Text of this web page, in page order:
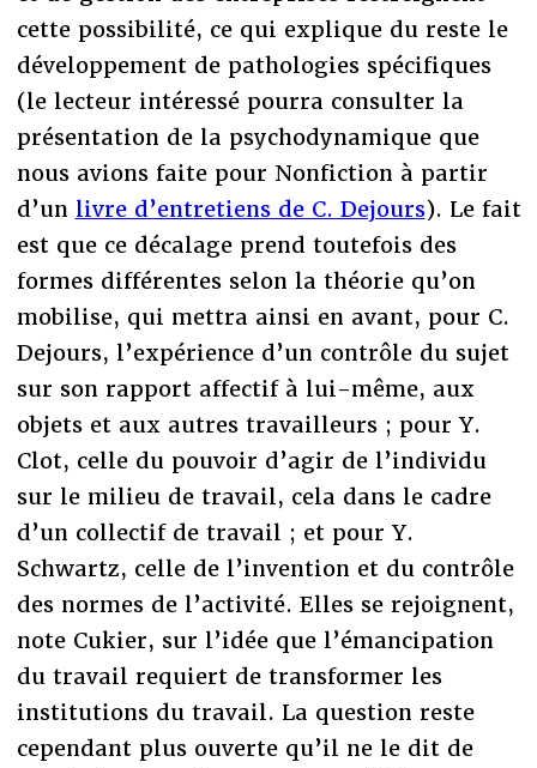
cette possibilité, ce qui explique du reste le
développement de pathologies spécifiques
(le lecteur intéressé pourra consulter la
présentation de la psychodynamique que
nous avions faite pour Nonfiction à partir
d’un livre d’entretiens de C. Dejours). Le fait
est que ce décalage prend toutefois des
formes différentes selon la théorie qu’on
mobilise, qui mettra ainsi en avant, pour C.
Dejours, l’expérience d’un contrôle du sujet
sur son rapport affectif à lui-même, aux
objets et aux autres travailleurs ; pour Y.
Clot, celle du pouvoir d’agir de l’individu
sur le milieu de travail, cela dans le cadre
d’un collectif de travail ; et pour Y.
Schwartz, celle de l’invention et du contrôle
des normes de l’activité. Elles se rejoignent,
note Cukier, sur l’idée que l’émancipation
du travail requiert de transformer les
institutions du travail. La question reste
cependant plus ouverte qu’il ne le dit de